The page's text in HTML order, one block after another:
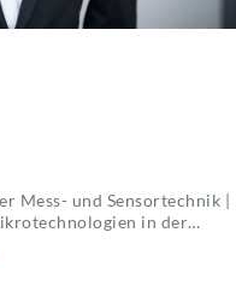
Mess- und Sensortechnik |
in der